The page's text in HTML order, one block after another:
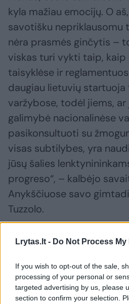
Lrytas.lt - Do Not Process
If you wish to opt-out of the sale,
processing of your personal or
targeted advertising by us, please
section to confirm your selection.
kyla mažiau emocijų. O
savotišku nepriklausomu
nėra prasmės ginčytis –
viskas turi vykti taip,
taisyklėse ir
daugiau lietuvių
varžybose, todėl jiems,
galimybė nacionalinėse
pasikonsultuoti su
visas subtilybes, yra
jūsų šalies
progreso“, – kalbėjo
Anykščiuose savo
Tuzzolo.